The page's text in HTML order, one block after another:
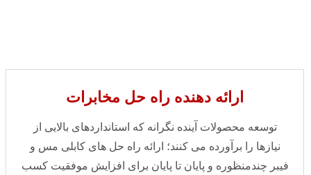
ارائه دهنده راه حل مخابرات
توسعه محصولات آینده نگرانه که استانداردهای بالایی از
نیازها را برآورده می کنند؛ ارائه راه حل های کابلی مس و
فیبر چندمنظوره و پایان تا پایان برای افزایش موفقیت کسب